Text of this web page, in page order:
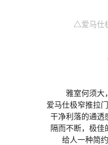
△爱马仕
雅室何须大
爱马仕极窄推拉
干净利落的通透
隔而不断，极佳
给人一种简